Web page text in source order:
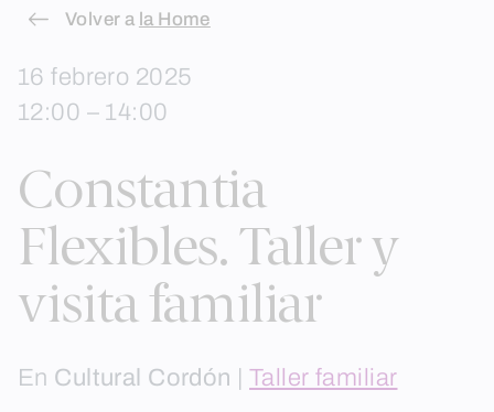
Skip
content
Volver a la Home
16 febrero 2025
12:00 – 14:00
Constantia
Flexibles. Taller y
visita familiar
En Cultural Cordón |Taller familiar